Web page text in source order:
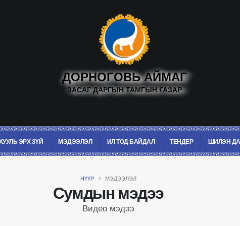
ДОРНОГОВЬ АЙМАГ
ЗАСАГ ДАРГЫН ТАМГЫН ГАЗАР
ЭРХ ЗҮЙ МЭДЭЭЛЭЛ ИЛ ТОД БАЙДАЛ ТЕНДЕР ШИЛЭН
Сумдын мэдээ
Видео мэдээ
НҮҮР МЭДЭЭЛЭЛ